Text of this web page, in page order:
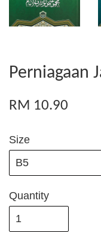
Perniagaan
RM 10.90
Size
Quantity